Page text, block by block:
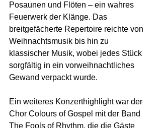
Posaunen und Flöten – ein wahres
Feuerwerk der Klänge. Das
breitgefächerte Repertoire reichte von
Weihnachtsmusik bis hin zu
klassischer Musik, wobei jedes Stück
sorgfältig in ein vorweihnachtliches
Gewand verpackt wurde.
Ein weiteres Konzerthighlight war der
Chor Colours of Gospel mit der Band
The Fools of Rhythm, die die Gäste